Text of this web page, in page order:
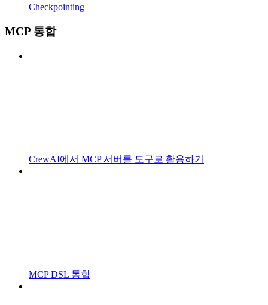
Checkpointing
MCP 통합
CrewAI에서 MCP 서버를 도구로 활용하기
MCP DSL 통합